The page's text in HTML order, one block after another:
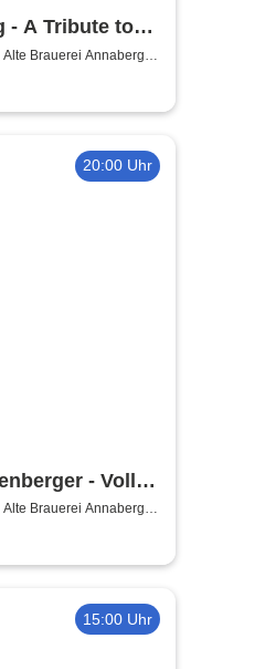
- A Tribute to
Brauerei Annaberg-
20:00 Uhr
- Volle
Brauerei Annaberg-
15:00 Uhr